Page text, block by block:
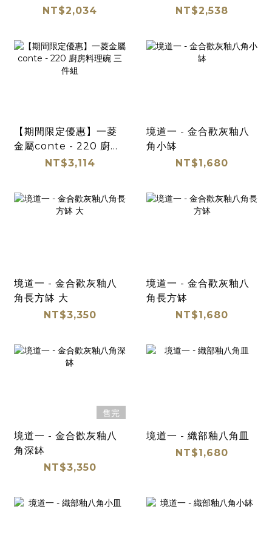
理碗三件組NT$2,034
料理碗 三件組
NT$2,538
【期間限定優惠】一菱
金屬conte - 220 廚房
料理碗 三件組
NT$3,114
境道一 - 金合歡灰釉八
角小缽
NT$1,680
境道一 - 金合歡灰釉八
角長方缽 大
NT$3,350
境道一 - 金合歡灰釉八
角長方缽
NT$1,680
售完
境道一 - 金合歡灰釉八
角深缽
NT$3,350
境道一 - 織部釉八角皿
NT$1,680